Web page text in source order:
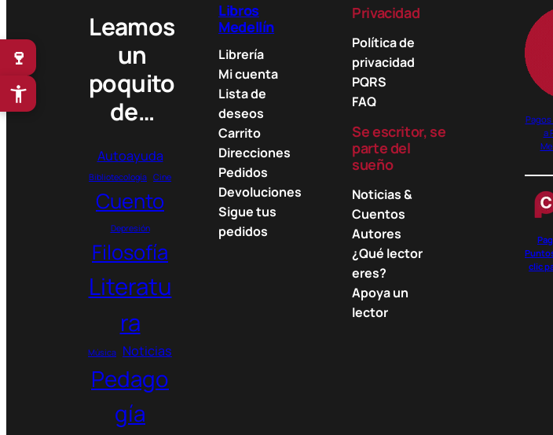
Leamos
un
poquito
de…
Autoayuda
Bibliotecología Cine
Cuento
Depresión
Filosofía
Literatu
ra
Música Noticias
Pedago
gía
Libros
Medellín
Librería
Mi cuenta
Lista de
deseos
Carrito
Direcciones
Pedidos
Devoluciones
Sigue tus
pedidos
Privacidad
Política de
privacidad
PQRS
FAQ
Se escritor, se
parte del
sueño
Noticias &
Cuentos
Autores
¿Qué lector
eres?
Apoya un
lector
a
clic
🍷